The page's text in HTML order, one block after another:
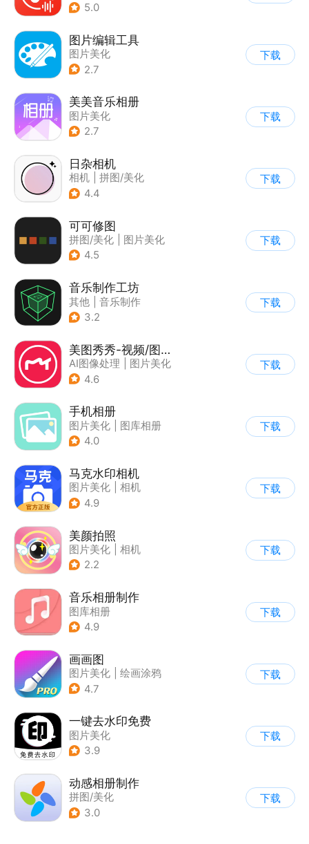
5.0
图片编辑工具
图片美化
2.7
下载
美美音乐相册
图片美化
2.7
下载
日杂相机
相机
拼图/美化
| 图片美化
4.4
下载
可可修图
拼图/美化
图片美化
4.5
下载
音乐制作工坊
其他
音乐制作
3.2
下载
美图秀秀-视频/图片/Live人像精修工具
AI图像处理
图片美化
4.6
下载
手机相册
图片美化
图库相册
4.0
下载
马克水印相机
图片美化
相机
4.9
下载
美颜拍照
图片美化
相机
2.2
下载
音乐相册制作
图库相册
4.9
下载
画画图
图片美化
绘画涂鸦
4.7
下载
一键去水印免费
图片美化
3.9
下载
动感相册制作
拼图/美化
3.0
下载